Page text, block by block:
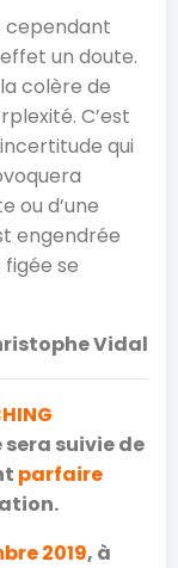
cependant
un doute.
colère de
C’est
qui
ou d’une
engendrée
se
Vidal
sera suivie de
parfaire
2019, à